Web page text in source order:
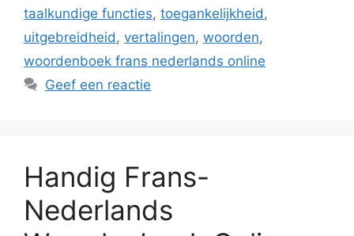
taalkundige functies, toegankelijkheid ,
uitgebreidheid , vertalingen, woorden,
woordenboek frans nederlands online
Geef een reactie
Handig Frans-
Nederlands